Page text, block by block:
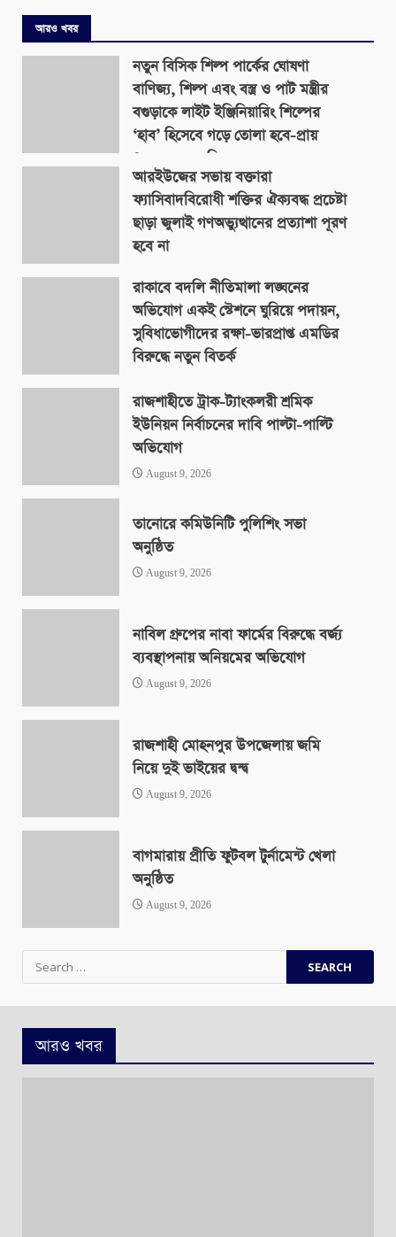
আরও খবর
নতুন বিসিক শিল্প পার্কের ঘোষণা
বাণিজ্য, শিল্প এবং বস্ত্র ও পাট মন্ত্রীর
বগুড়াকে লাইট ইঞ্জিনিয়ারিং শিল্পের
‘হাব’ হিসেবে গড়ে তোলা হবে-প্রায়
৪০০ একর জমিতে
August 9, 2026
আরইউজের সভায় বক্তারা
ফ্যাসিবাদবিরোধী শক্তির ঐক্যবদ্ধ প্রচেষ্টা
ছাড়া জুলাই গণঅভ্যুত্থানের প্রত্যাশা পূরণ
হবে না
রাকাবে বদলি নীতিমালা লঙ্ঘনের
অভিযোগ একই স্টেশনে ঘুরিয়ে পদায়ন,
সুবিধাভোগীদের রক্ষা-ভারপ্রাপ্ত এমডির
বিরুদ্ধে নতুন বিতর্ক
রাজশাহীতে ট্রাক-ট্যাংকলরী শ্রমিক
ইউনিয়ন নির্বাচনের দাবি পাল্টা-পাল্টি
অভিযোগ
August 9, 2026
তানোরে কমিউনিটি পুলিশিং সভা
অনুষ্ঠিত
August 9, 2026
নাবিল গ্রুপের নাবা ফার্মের বিরুদ্ধে বর্জ্য
ব্যবস্থাপনায় অনিয়মের অভিযোগ
August 9, 2026
রাজশাহী মোহনপুর উপজেলায় জমি
নিয়ে দুই ভাইয়ের দ্বন্দ্ব
August 9, 2026
বাগমারায় প্রীতি ফুটবল টুর্নামেন্ট খেলা
অনুষ্ঠিত
August 9, 2026
Search
for:
আরও খবর